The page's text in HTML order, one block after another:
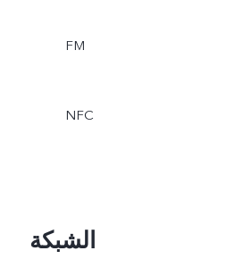
FM
NFC
الشبكة